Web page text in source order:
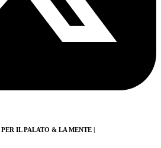
IL PALATO & LA MENTE |